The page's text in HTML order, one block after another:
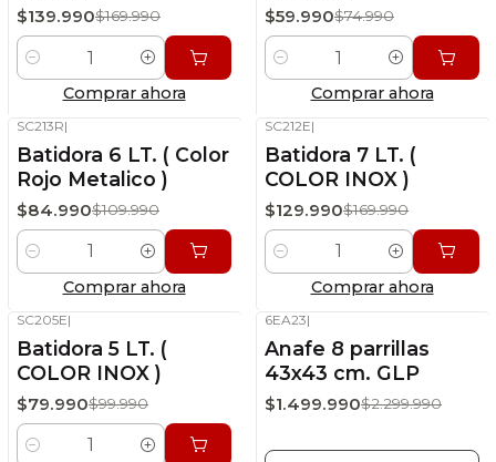
$139.990$169.990
Cantidad
Comprar ahora
$59.990$74.990
Cantidad
Comprar ahora
OFF
Stock disponible
SC213R|
Batidora 6 LT. ( Color
Rojo Metalico )
$84.990$109.990
Cantidad
Comprar ahora
OFF
Stock disponible
SC212E|
Batidora 7 LT. (
COLOR INOX )
$129.990$169.990
Cantidad
Comprar ahora
OFF
Stock disponible
SC205E|
Batidora 5 LT. (
COLOR INOX )
$79.990$99.990
Cantidad
OFF
Sin stock
6EA23|
Anafe 8 parrillas
43x43 cm. GLP
$1.499.990$2.299.990